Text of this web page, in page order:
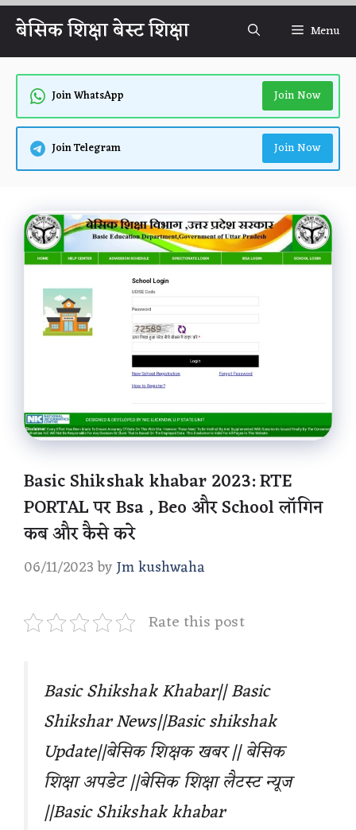
Skip
content
बेसिक शिक्षा बेस्ट शिक्षा Menu
Join WhatsApp Join Now
Join Telegram Join Now
Basic Shikshak khabar 2023: RTE
PORTAL पर Bsa , Beo और School लॉगिन
कब और कैसे करे
06/11/2023 byJm kushwaha
Rate this post
Basic Shikshak Khabar|| Basic
Shikshar News||Basic shikshak
Update||बेसिक शिक्षक खबर || बेसिक
शिक्षा अपडेट ||बेसिक शिक्षा लैटस्ट न्यूज
||Basic Shikshak khabar